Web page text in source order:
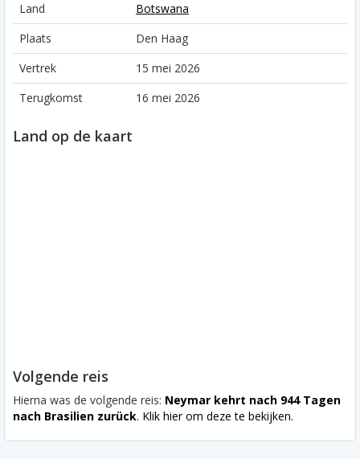
Land
Botswana
Plaats
Den Haag
Vertrek
15 mei 2026
Terugkomst
16 mei 2026
Land op de kaart
Volgende reis
Hierna was de volgende reis: Neymar kehrt nach 944 Tagen
nach Brasilien zurück. Klik hier om deze te bekijken.